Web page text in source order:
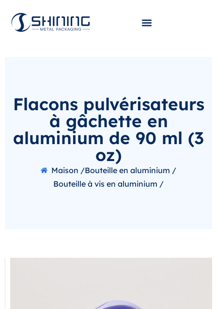
Flacons pulvérisateurs
à gâchette en
aluminium de 90 ml (3
oz)
Maison /Bouteille en aluminium /
Bouteille à vis en aluminium /